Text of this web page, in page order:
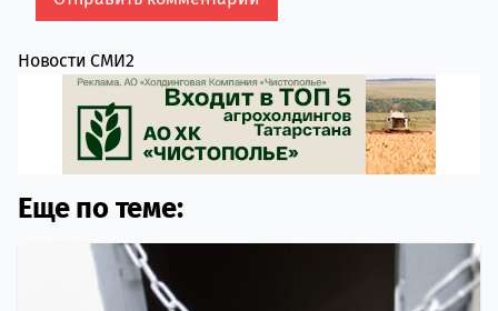
Новости СМИ2
Еще по теме: